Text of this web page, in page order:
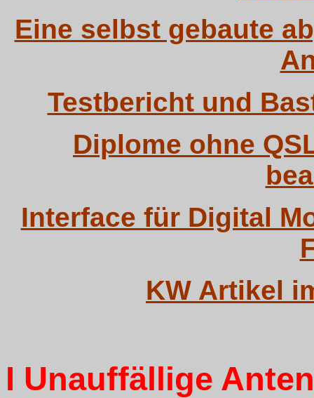
Eine selbst gebaute
Testbericht und
Diplome ohne
Interface für Digital
KW Artikel
I Unauffällige